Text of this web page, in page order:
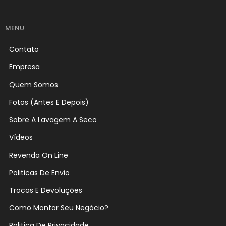
MENU
Contato
Empresa
Quem Somos
Fotos (Antes E Depois)
Sobre A Lavagem A Seco
Vídeos
Revenda On Line
Politicas De Envio
Trocas E Devoluções
Como Montar Seu Negócio?